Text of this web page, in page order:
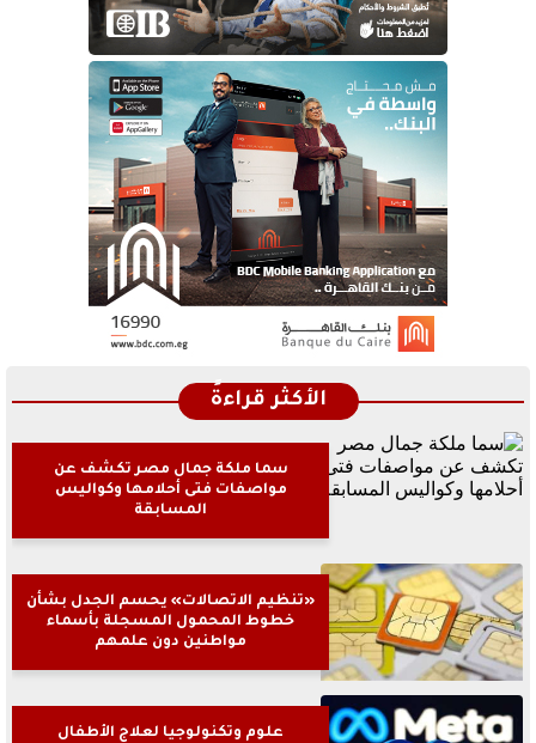
الأكثر قراءةً
سما ملكة جمال مصر تكشف عن
مواصفات فتى أحلامها وكواليس
المسابقة
«تنظيم الاتصالات» يحسم الجدل بشأن
خطوط المحمول المسجلة بأسماء
مواطنين دون علمهم
علوم وتكنولوجيا لعلاج الأطفال